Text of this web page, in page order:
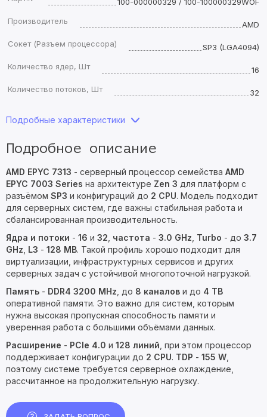
Производитель
AMD
Сокет (Разъем процессора)
SP3 (LGA4094)
Количество ядер, Шт
16
Количество потоков, Шт
32
Подробные характеристики
Подробное описание
AMD EPYC 7313 - серверный процессор семейства AMD
EPYC 7003 Series на архитектуре Zen 3 для платформ с
разъёмом SP3 и конфигураций до 2 CPU. Модель подходит
для серверных систем, где важны стабильная работа и
сбалансированная производительность.
Ядра и потоки - 16 и 32 частота - 3.0 GHz Turbo - до 3.7
GHz L3 - 128 MB. Такой профиль хорошо подходит для
виртуализации, инфраструктурных сервисов и других
серверных задач с устойчивой многопоточной нагрузкой.
Память - DDR4 3200 MHz , до 8 каналов и до 4 TB
оперативной памяти. Это важно для систем, которым
нужна высокая пропускная способность памяти и
уверенная работа с большими объёмами данных.
Расширение - PCIe 4.0 и 128 линий , при этом процессор
поддерживает конфигурации до 2 CPU. TDP - 155 W
поэтому системе требуется серверное охлаждение,
рассчитанное на продолжительную нагрузку.